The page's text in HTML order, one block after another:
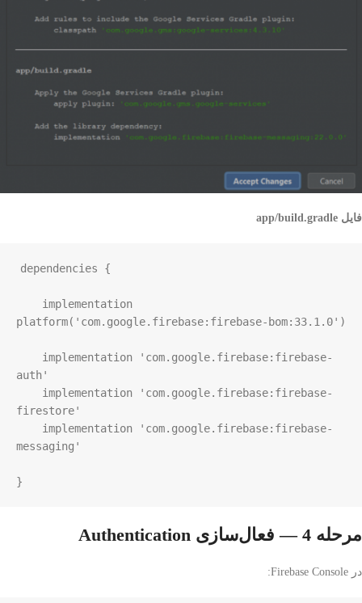
فایل app/build.gradle
dependencies {
platform('com.google.firebase:firebase-bom:33.1.0')
auth'
firestore'
messaging'
}
مرحله 4 — فعال‌سازی Authentication
در Firebase Console: